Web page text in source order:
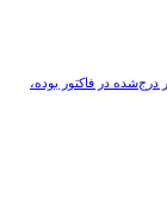
در فاکتور بوده،